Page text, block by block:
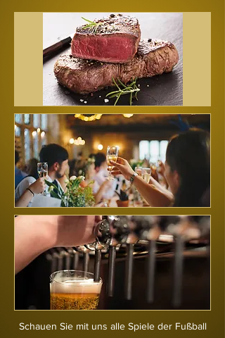
Schauen Sie mit uns alle Spiele der Fußball